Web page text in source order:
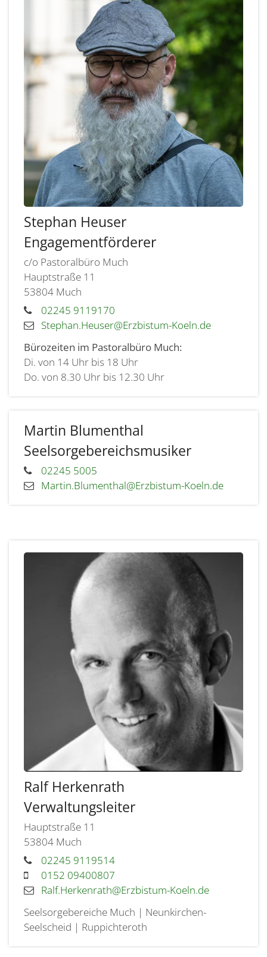
Stephan Heuser
Engagementförderer
c/o Pastoralbüro Much
Hauptstraße 11
53804 Much
02245 9119170
Stephan.Heuser@Erzbistum-Koeln.de
Bürozeiten im Pastoralbüro Much:
Di. von 14 Uhr bis 18 Uhr
Do. von 8.30 Uhr bis 12.30 Uhr
Martin Blumenthal
Seelsorgebereichsmusiker
02245 5005
Martin.Blumenthal@Erzbistum-Koeln.de
RalfHerkenrath
Verwaltungsleiter
Hauptstraße 11
53804 Much
02245 9119514
0152 09400807
Ralf.Herkenrath@Erzbistum-Koeln.de
Seelsorgebereiche Much | Neunkirchen-
Seelscheid | Ruppichteroth